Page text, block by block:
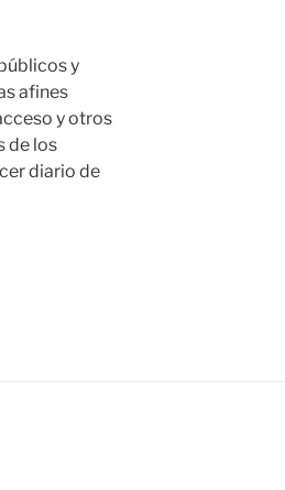
y
afines
y otros
de los
diario de